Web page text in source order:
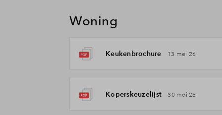
Woning
Keukenbrochure 13 mei 26
Koperskeuzelijst 30 mei 26